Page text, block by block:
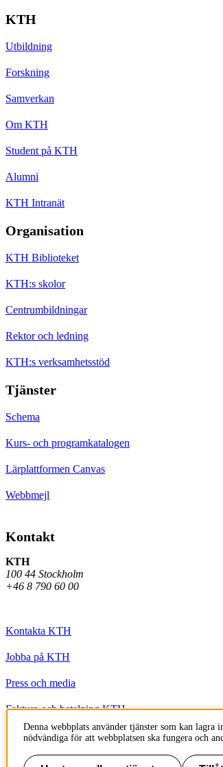
KTH
Utbildning
Forskning
Samverkan
Om KTH
Student på KTH
Alumni
KTH Intranät
Organisation
KTH Biblioteket
KTH:s skolor
Centrumbildningar
Rektor och ledning
KTH:s verksamhetsstöd
Tjänster
Schema
Kurs- och programkatalogen
Lärplattformen Canvas
Webbmejl
Kontakt
KTH
100 44 Stockholm
+46 8 790 60 00
Kontakta KTH
Jobba på KTH
Press och media
Faktura och betalning KTH
Om KTH:s webbplatser
Tillgänglighetsredogörelse
Denna webbplats använder tjänster som kan
nödvändiga för att webbplatsen ska fungera och